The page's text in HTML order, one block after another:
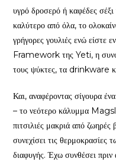
υγρό δροσερό ή καφέδες
καλύτερο από όλα, το
γρήγορες γουλιές ενώ
Framework της Yeti, η
τους ψύκτες, τα drinkware
Και, αναφέροντας σίγουρα
– το νεότερο κάλυμμα
πιτσιλιές μακριά από ζωηρές
συνεχίσει τις
διαφυγής. Έχω συνθέσει πριν